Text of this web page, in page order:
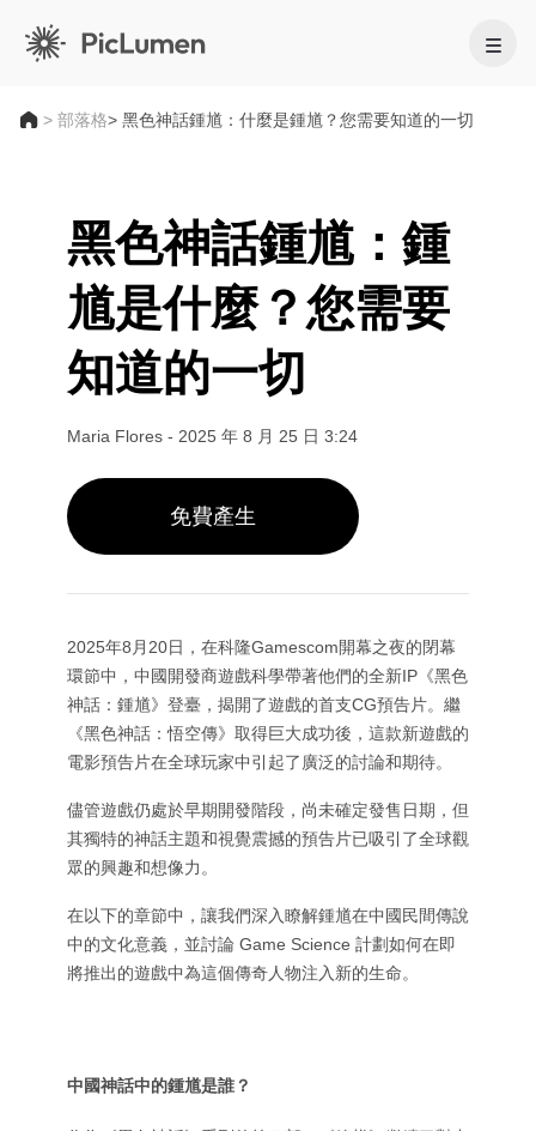
首頁
AI影片生成器
用 AI 將你的靈感化成驚豔影片。
支援的影片模型
Seedance 1.0 Seedance 1.5
Wan 2.6 Sora 2
AI圖像
文字生成圖像
用 AI 將文字提示轉換成吸睛的圖像。
將你的圖片演化成多種不同版本。
支援的影像模型
Seedream 5.0 專業版 Midjourney Qwen AI
GPT-4o
影片特效
AI 工具
腳本轉影片 AI
AI 寶寶舞蹈影片生成器
AI 動畫產生器
AI 生日影片製作工具
AI 短影片產生器
AI 圖像工具
AI 替換
AI 影像延伸工具
AI 上色工具
AI 角色生成器
AI VTuber 製作工具
> 部落格> 黑色神話鍾馗：什麼是鍾馗？您需要知道的一切
黑色神話鍾馗：鍾
馗是什麼？您需要
知道的一切
Maria Flores - 2025 年 8 月 25 日 3:24
免費產生
2025年8月20日，在科隆Gamescom開幕之夜的閉幕
環節中，中國開發商遊戲科學帶著他們的全新IP《黑色
神話：鍾馗》登臺，揭開了遊戲的首支CG預告片。繼
《黑色神話：悟空傳》取得巨大成功後，這款新遊戲的
電影預告片在全球玩家中引起了廣泛的討論和期待。
儘管遊戲仍處於早期開發階段，尚未確定發售日期，但
其獨特的神話主題和視覺震撼的預告片已吸引了全球觀
眾的興趣和想像力。
在以下的章節中，讓我們深入瞭解鍾馗在中國民間傳說
中的文化意義，並討論 Game Science 計劃如何在即
將推出的遊戲中為這個傳奇人物注入新的生命。
中國神話中的鍾馗是誰？